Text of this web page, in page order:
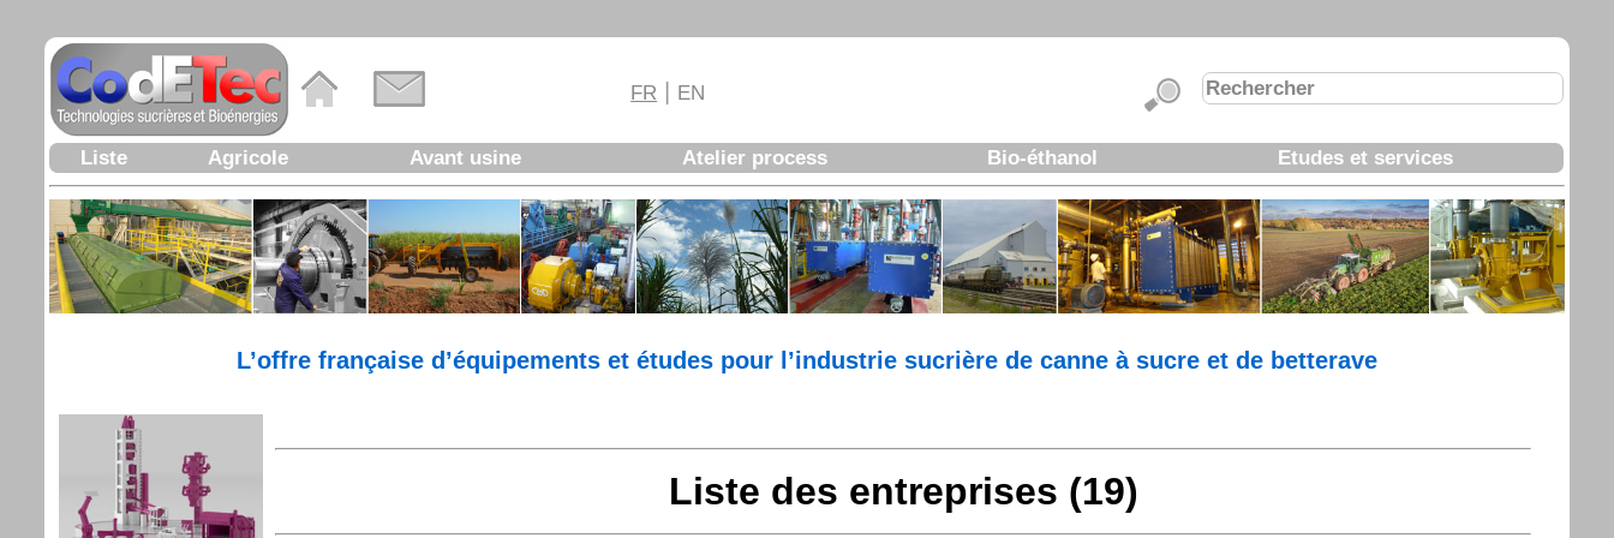
FR EN
Liste Agricole Avant usine Atelier process Bio-éthanol Etudes et services
L’offre française d’équipements et études pour l’industrie sucrière de canne à sucre et de betterave
Liste des entreprises (19)